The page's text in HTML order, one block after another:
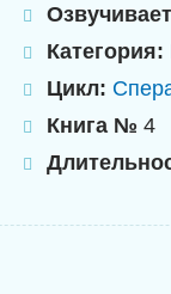
Категория:
Цикл:
Книга № 4